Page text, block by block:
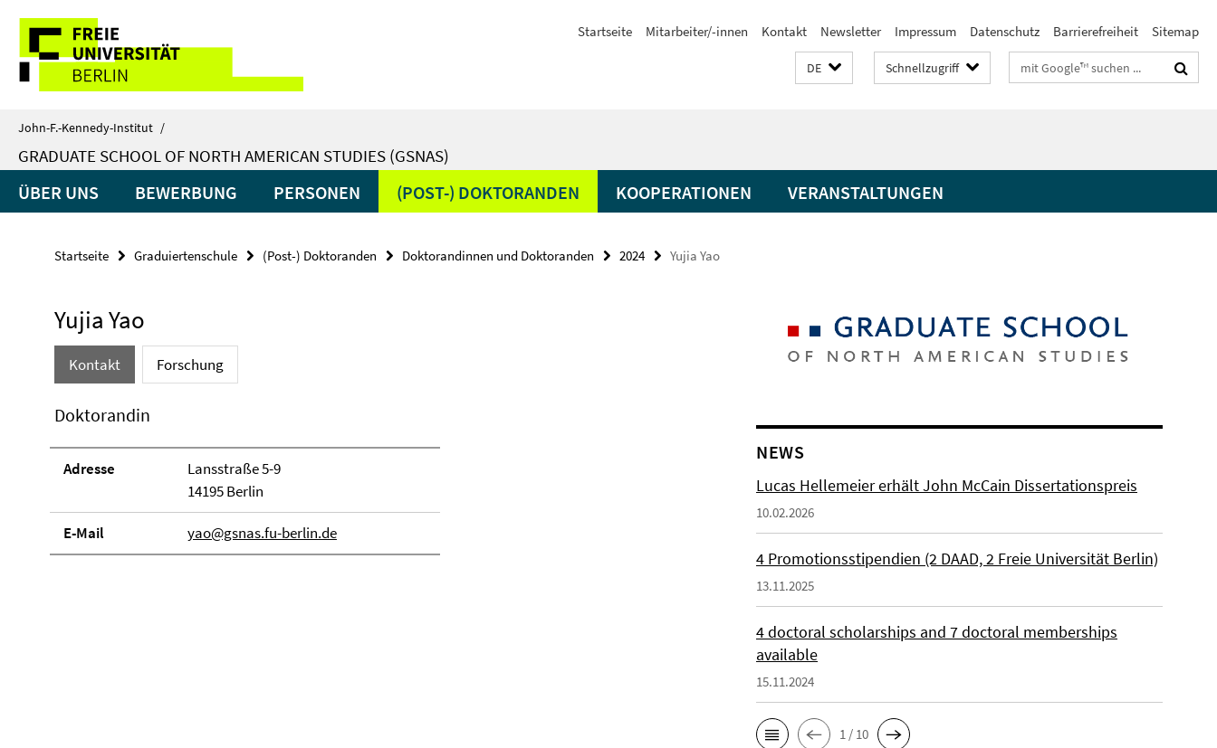
direkt
Inhalt
Service-
Navigation
Startseite Mitarbeiter/-innen Kontakt Newsletter Impressum Datenschutz Barrierefreiheit Sitemap
DE Schnellzugriff Suchbegriffe
John-F.-Kennedy-Institut /
GRADUATE SCHOOL OF NORTH AMERICAN STUDIES (GSNAS)
ÜBER UNS BEWERBUNG PERSONEN (POST-) DOKTORANDEN KOOPERATIONEN VERANSTALTUNGEN
Startseite Graduiertenschule (Post-) Doktoranden Doktorandinnen und Doktoranden 2024 Yujia Yao
Yujia Yao
Kontakt Forschung
Doktorandin
Adresse
Lansstraße 5-9
14195 Berlin
E-Mail yao@gsnas.fu-berlin.de
NEWS
Lucas Hellemeier erhält John McCain Dissertationspreis
10.02.2026
4 Promotionsstipendien (2 DAAD, 2 Freie Universität Berlin)
13.11.2025
4 doctoral scholarships and 7 doctoral memberships
available
15.11.2024
1 / 10